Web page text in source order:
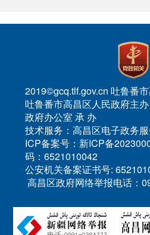
2019©gcq.tlf.gov.cn 吐鲁番
吐鲁番市高昌区人民政府主
政府办公室 承 办
技术服务：高昌区电子政务
ICP备案号：新ICP备
码：6521010042
公安机关备案证书号:
高昌区政府网络举报电话：